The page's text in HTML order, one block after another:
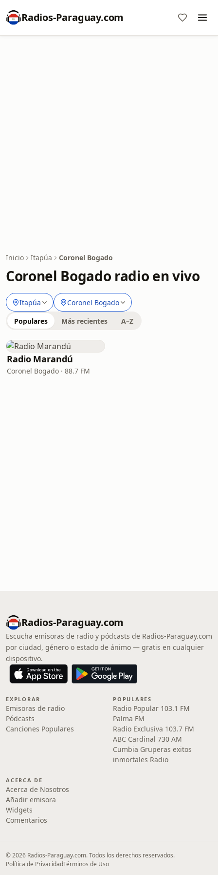
Radios-Paraguay.com
Inicio Itapúa Coronel Bogado
Coronel Bogado radio en vivo
Itapúa Coronel Bogado
Populares Más recientes A–Z
Radio Marandú
Coronel Bogado · 88.7 FM
Radios-Paraguay.com
Escucha emisoras de radio y pódcasts de Radios-Paraguay.com
por ciudad, género o estado de ánimo — gratis en cualquier
dispositivo.
EXPLORAR
Emisoras de radio
Pódcasts
Canciones Populares
POPULARES
Radio Popular 103.1 FM
Palma FM
Radio Exclusiva 103.7 FM
ABC Cardinal 730 AM
Cumbia Gruperas exitos
inmortales Radio
ACERCA DE
Acerca de Nosotros
Añadir emisora
Widgets
Comentarios
© 2026 Radios-Paraguay.com. Todos los derechos reservados.
Política de PrivacidadTérminos de Uso